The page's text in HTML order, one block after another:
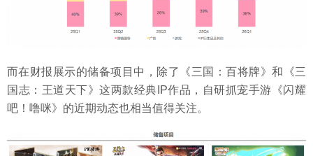
而在财报展示的储备项目中，除了《三国：百将牌》和《三
国志：王道天下》这两款经典IP作品，自研抓宠手游《闪耀
吧！噜咪》的近期动态也相当值得关注。